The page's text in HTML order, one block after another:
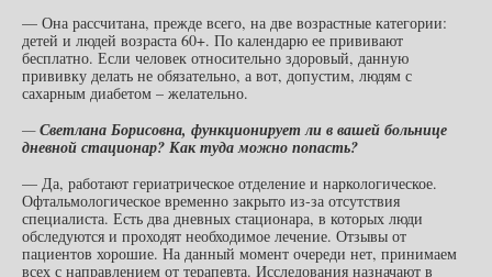
— Она рассчитана, прежде всего, на две возрастные категории:
детей и людей возраста 60+. По календарю ее прививают
бесплатно. Если человек относительно здоровый, данную
прививку делать не обязательно, а вот, допустим, людям с
сахарным диабетом – желательно.
—Светлана Борисовна, функционирует ли в вашей больнице
дневной стационар? Как туда можно попасть?
— Да, работают гериатрическое отделение и наркологическое.
Офтальмологическое временно закрыто из-за отсутствия
специалиста. Есть два дневных стационара, в которых люди
обследуются и проходят необходимое лечение. Отзывы от
пациентов хорошие. На данный момент очереди нет, принимаем
всех с направлением от терапевта. Исследования назначают в